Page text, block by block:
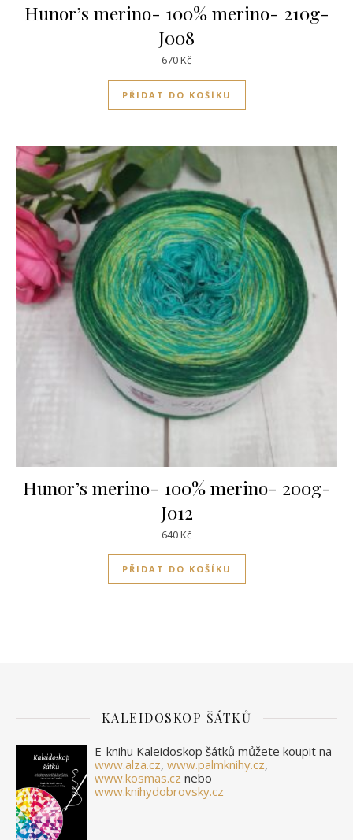
Hunor’s merino- 100% merino- 210g-
J008
670Kč
PŘIDAT DO KOŠÍKU
Hunor’s merino- 100% merino- 200g-
J012
640Kč
PŘIDAT DO KOŠÍKU
KALEIDOSKOP ŠÁTKŮ
E-knihu Kaleidoskop šátků můžete koupit na
www.alza.cz, www.palmknihy.cz,
www.kosmas.cz nebo
www.knihydobrovsky.cz